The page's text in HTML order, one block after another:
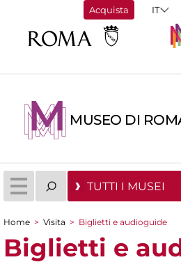
Acquista
MUSEO DI
TUTTI I MUSEI
Tu sei qui
Home > Visita > Biglietti e audioguide
Biglietti e